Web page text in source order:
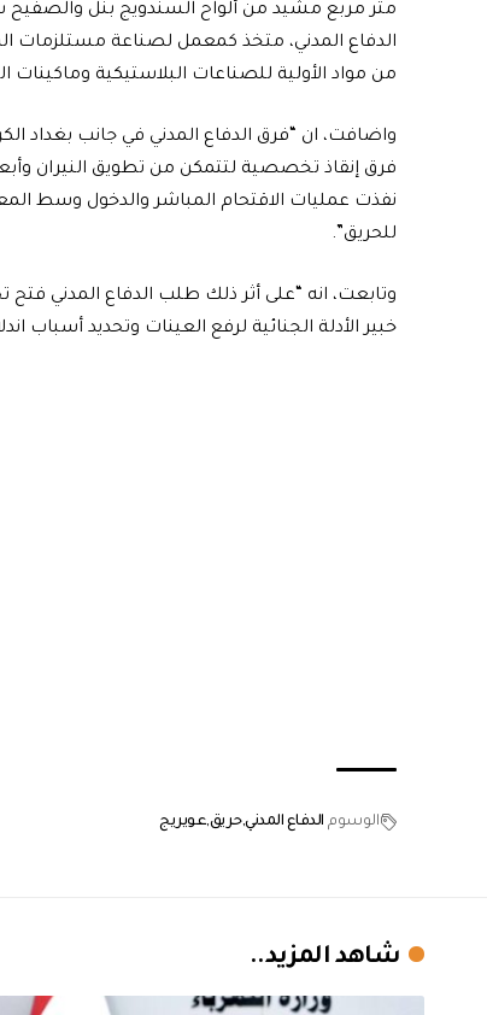
متر مربع مشيد من ألواح السندويج بنل والصفيح
الدفاع المدني، متخذ كمعمل لصناعة مستلزمات
من مواد الأولية للصناعات البلاستيكية وماكينات
واضافت، ان “فرق الدفاع المدني في جانب
فرق إنقاذ تخصصية لتتمكن من تطويق النيران
نفذت عمليات الاقتحام المباشر والدخول وسط
للحريق”.
وتابعت، انه “على أثر ذلك طلب الدفاع المدني
خبير الأدلة الجنائية لرفع العينات وتحديد أسباب
الوسوم الدفاع المدنيحريق عويريج
شاهد المزيد..